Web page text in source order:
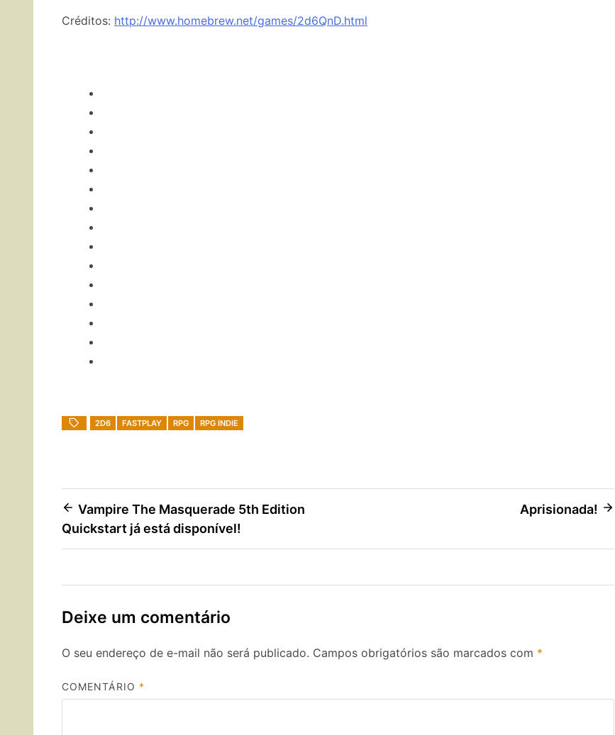
Créditos: http://www.homebrew.net/games/2d6QnD.html
2D6 FASTPLAY RPG RPG INDIE
Navegação
de
Vampire The Masquerade 5th Edition
Quickstart já está disponível!
Aprisionada!
Deixe um comentário
O seu endereço de e-mail não será publicado. Campos obrigatórios são marcados com *
COMENTÁRIO *